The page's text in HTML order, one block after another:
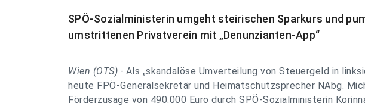
SPÖ-Sozialministerin umgeht steirischen Sparkurs und
umstrittenen Privatverein mit „Denunzianten-App“
Wien (OTS) - Als „skandalöse Umverteilung von Steuergeld in
heute FPÖ-Generalsekretär und Heimatschutzsprecher NAbg.
Förderzusage von 490.000 Euro durch SPÖ-Sozialministerin